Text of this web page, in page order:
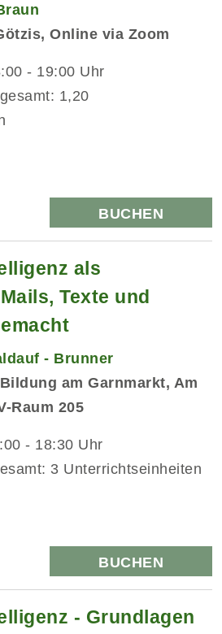
Online via Zoom
- 19:00 Uhr
1,20
BUCHEN
als
Texte und
- Brunner
am Garnmarkt, Am
Raum 205
- 18:30 Uhr
3 Unterrichtseinheiten
BUCHEN
- Grundlagen